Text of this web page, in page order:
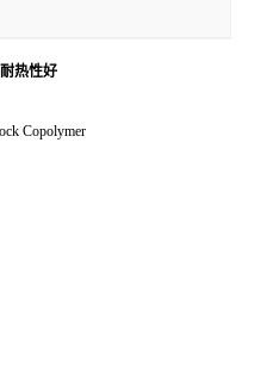
热性好
Copolymer